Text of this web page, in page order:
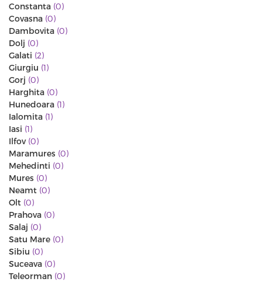
Constanta (0)
Covasna (0)
Dambovita (0)
Dolj (0)
Galati (2)
Giurgiu (1)
Gorj (0)
Harghita (0)
Hunedoara (1)
Ialomita (1)
Iasi (1)
Ilfov (0)
Maramures (0)
Mehedinti (0)
Mures (0)
Neamt (0)
Olt (0)
Prahova (0)
Salaj (0)
Satu Mare (0)
Sibiu (0)
Suceava (0)
Teleorman (0)